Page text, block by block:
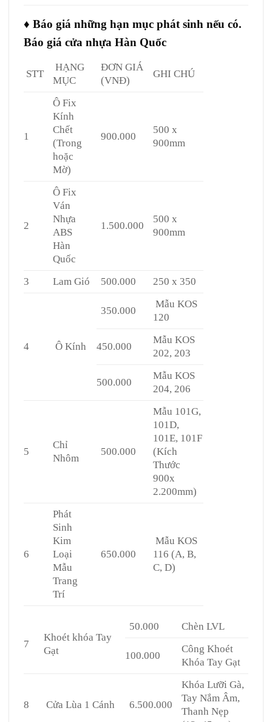
♦ Báo giá những hạn mục phát sinh nếu có.
Báo giá cửa nhựa Hàn Quốc
STT
HẠNG
MỤC
ĐƠN GIÁ
(VNĐ)
GHI CHÚ
1
Ô Fix
Kính
Chết
(Trong
hoặc
Mờ)
900.000
500 x
900mm
2
Ô Fix
Ván
Nhựa
ABS
Hàn
Quốc
1.500.000
500 x
900mm
3 Lam Gió 500.000 250 x 350
4 Ô Kính
350.000
Mẫu KOS
120
450.000
Mẫu KOS
202, 203
500.000
Mẫu KOS
204, 206
5
Chỉ
Nhôm
500.000
Mẫu 101G,
101D,
101E, 101F
(Kích
Thước
900x
2.200mm)
6
Phát
Sinh
Kim
Loại
Mẫu
Trang
Trí
650.000
Mẫu KOS
116 (A, B,
C, D)
7
Khoét khóa Tay
Gạt
50.000 Chèn LVL
100.000
Công Khoét
Khóa Tay Gạt
8 Cửa Lùa 1 Cánh 6.500.000
Khóa Lưỡi Gà,
Tay Nắm Âm,
Thanh Nẹp